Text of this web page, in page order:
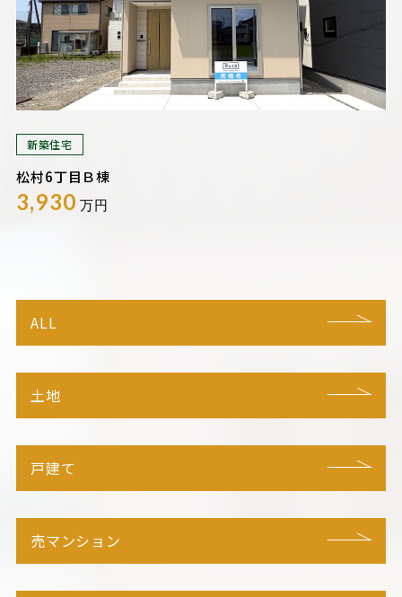
新築住宅
松村6丁目Ｂ棟
3,930 万円
ALL
土地
戸建て
売マンション